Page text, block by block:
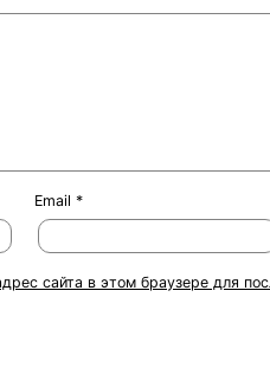
Email*
сайта в этом браузере для